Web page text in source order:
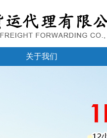
关于我们